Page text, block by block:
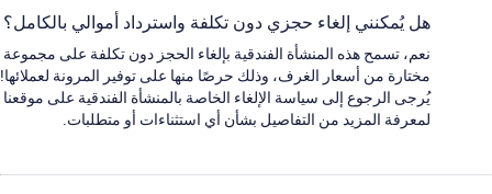
هل يُمكنني إلغاء حجزي دون تكلفة واسترداد أموالي بالكامل؟
نعم، تسمح هذه المنشأة الفندقية بإلغاء الحجز دون تكلفة على مجموعة
مختارة من أسعار الغرف، وذلك حرصًا منها على توفير المرونة لعملائها!
يُرجى الرجوع إلى سياسة الإلغاء الخاصة بالمنشأة الفندقية على موقعنا
لمعرفة المزيد من التفاصيل بشأن أي استثناءات أو متطلبات.